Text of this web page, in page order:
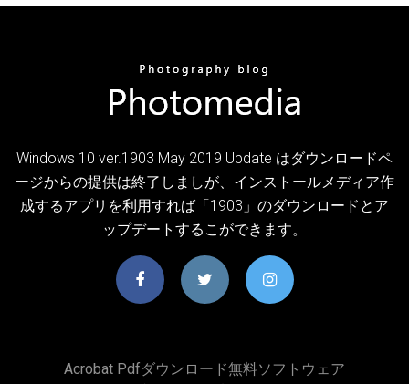
Windows 10 ver.1903 May 2019 Update はダウンロードペ
ージからの提供は終了しましが、インストールメディア作
成するアプリを利用すれば「1903」のダウンロードとア
ップデートするこができます。
Acrobat Pdfダウンロード無料ソフトウェア